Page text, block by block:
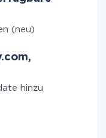
(neu)
hinzu